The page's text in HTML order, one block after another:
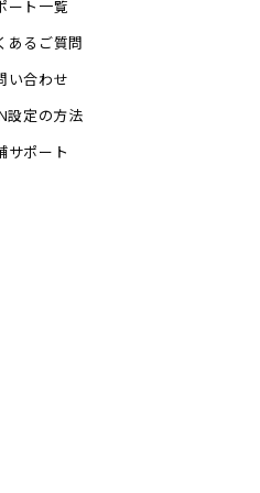
ート一覧
あるご質問
い合わせ
設定の方法
サポート